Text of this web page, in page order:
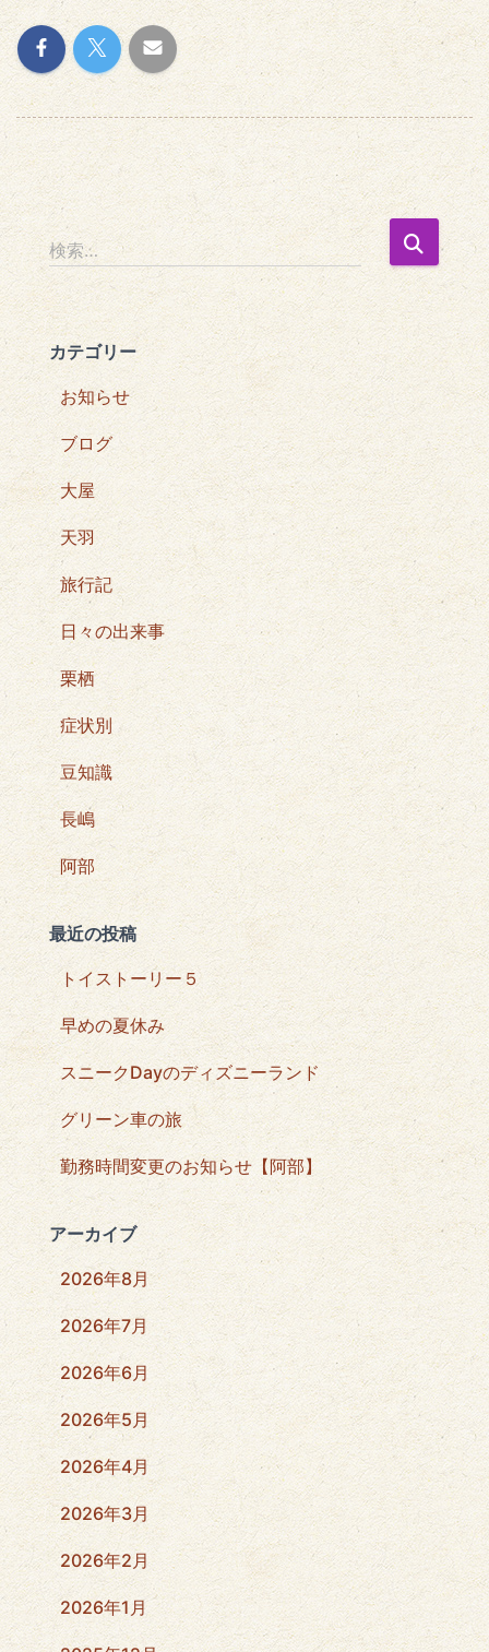
検
索
:
検索…
カテゴリー
お知らせ
ブログ
大屋
天羽
旅行記
日々の出来事
栗栖
症状別
豆知識
長嶋
阿部
最近の投稿
トイストーリー５
早めの夏休み
スニークDayのディズニーランド
グリーン車の旅
勤務時間変更のお知らせ【阿部】
アーカイブ
2026年8月
2026年7月
2026年6月
2026年5月
2026年4月
2026年3月
2026年2月
2026年1月